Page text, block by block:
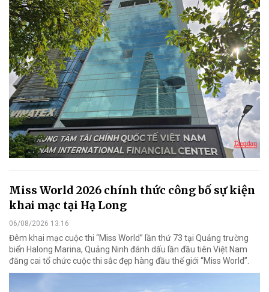
Miss World 2026 chính thức công bố sự kiện
khai mạc tại Hạ Long
06/08/2026 13:16
Đêm khai mạc cuộc thi “Miss World” lần thứ 73 tại Quảng trường
biển Halong Marina, Quảng Ninh đánh dấu lần đầu tiên Việt Nam
đăng cai tổ chức cuộc thi sắc đẹp hàng đầu thế giới “Miss World”.